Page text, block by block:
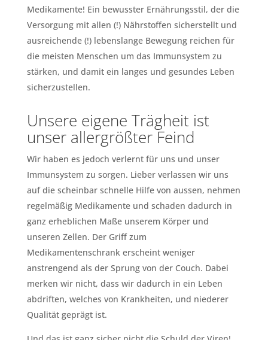
Medikamente! Ein bewusster Ernährungsstil, der die
Versorgung mit allen (!) Nährstoffen sicherstellt und
ausreichende (!) lebenslange Bewegung reichen für
die meisten Menschen um das Immunsystem zu
stärken, und damit ein langes und gesundes Leben
sicherzustellen.
Unsere eigene Trägheit ist
unser allergrößter Feind
Wir haben es jedoch verlernt für uns und unser
Immunsystem zu sorgen. Lieber verlassen wir uns
auf die scheinbar schnelle Hilfe von aussen, nehmen
regelmäßig Medikamente und schaden dadurch in
ganz erheblichen Maße unserem Körper und
unseren Zellen. Der Griff zum
Medikamentenschrank erscheint weniger
anstrengend als der Sprung von der Couch. Dabei
merken wir nicht, dass wir dadurch in ein Leben
abdriften, welches von Krankheiten, und niederer
Qualität geprägt ist.